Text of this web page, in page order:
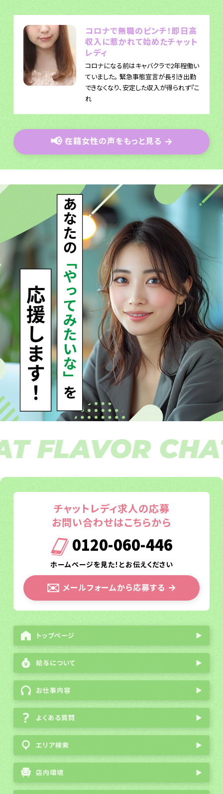
コロナで無職のピンチ！即日高
収入に惹かれて始めたチャット
レディ
コロナになる前はキャバクラで2年程働い
ていました。 緊急事態宣言が長引き出勤
できなくなり、安定した収入が得られず『こ
れ
📢 在籍女性の声をもっと見る →
FLAVOR
チャットレディ求人の応募
お問い合わせはこちらから
0120-060-446
ホームページを見た！とお伝えください
✉️ メールフォームから応募する →
トップページ ▶
給与について ▶
お仕事内容 ▶
よくある質問 ▶
エリア検索 ▶
店内環境 ▶